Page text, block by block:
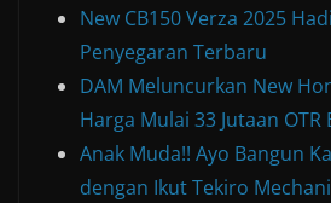
New CB150 Verza 2025
Penyegaran Terbaru
DAM Meluncurkan New
Harga Mulai 33 Jutaan OTR
Anak Muda!! Ayo Bangun
dengan Ikut Tekiro